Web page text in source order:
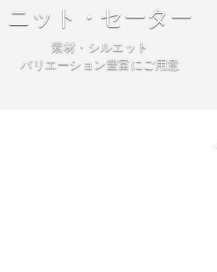
ニット・セーター
素材・シルエット
バリエーション豊富にご用意